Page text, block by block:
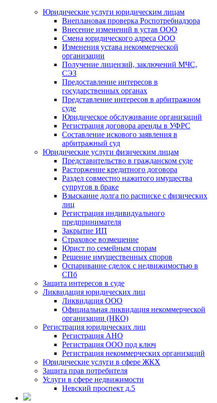
Юридические услуги юридическим лицам
Внеплановая проверка Роспотребнадзора
Внесение изменений в устав ООО
Смена юридического адреса ООО
Изменения устава некоммерческой
организации
Получение лицензий, заключений МЧС,
СЭЗ
Предоставление интересов в
государственных органах
Представление интересов в арбитражном
суде
Юридическое обслуживание организаций
Регистрация договора аренды в УФРС
Составление искового заявления в
арбитражный суд
Юридические услуги физическим лицам
Представительство в гражданском суде
Расторжение кредитного договора
Раздел совместно нажитого имущества
супругов в браке
Взыскание долга по расписке с физических
лиц
Регистрация индивидуального
предпринимателя
Закрытие ИП
Страховое возмещение
Юрист по семейным спорам
Решение имущественных споров
Оспаривание сделок с недвижимостью в
СПб
Защита интересов в суде
Ликвидация юридических лиц
Ликвидация ООО
Официальная ликвидация некоммерческой
организации (НКО)
Регистрация юридических лиц
Регистрация АНО
Регистрация ООО под ключ
Регистрация некоммерческих организаций
Юридические услуги в сфере ЖКХ
Защита прав потребителя
Услуги в сфере недвижимости
Невский проспект д.5